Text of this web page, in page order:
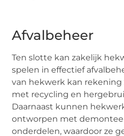
Afvalbeheer
Ten slotte kan zakelijk
spelen in effectief
van hekwerk kan
met recycling en
Daarnaast kunnen
ontworpen met
onderdelen, waardoor ze